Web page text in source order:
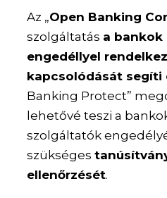
Az „Open Banking
szolgáltatás a bankok
engedéllyel
kapcsolódását segíti
Banking Protect”
lehetővé teszi a
szolgáltatók
szükséges
ellenőrzését.